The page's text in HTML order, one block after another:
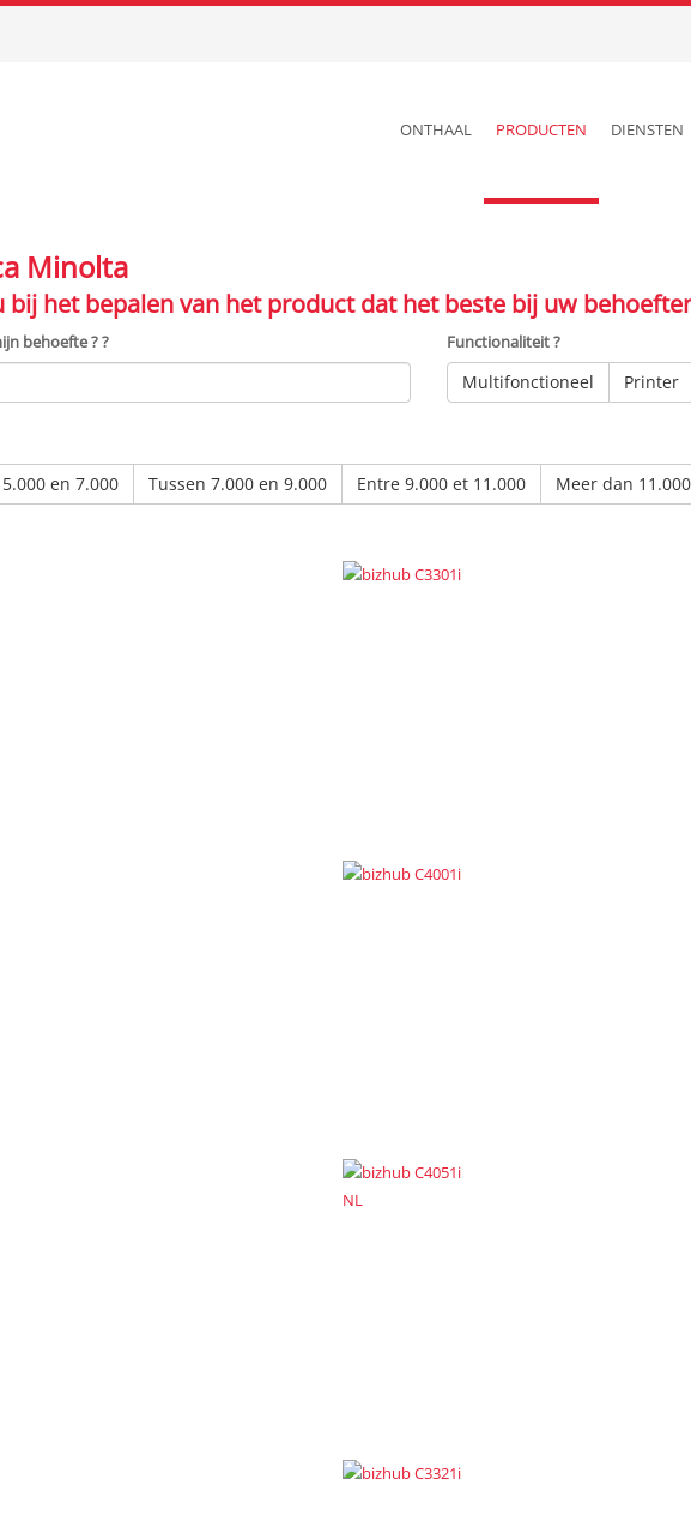
ONTHAAL PRODUCTEN DIENSTEN
Minolta
het bepalen van het product dat het beste bij uw
behoefte ? ? Functionaliteit ?
Multifonctioneel Printer
en 7.000 Tussen 7.000 en 9.000 Entre 9.000 et 11.000 Meer dan 11.000